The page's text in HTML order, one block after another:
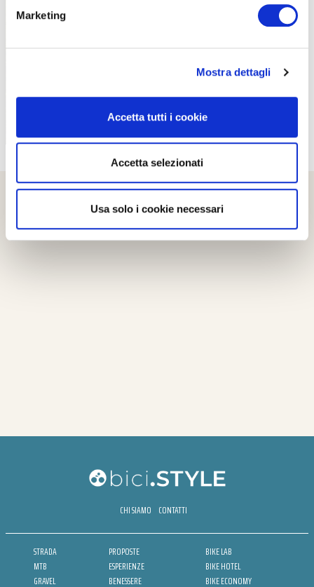
Marketing
Mostra dettagli
Accetta tutti i cookie
Accetta selezionati
Usa solo i cookie necessari
CHI SIAMO CONTATTI
STRADA
MTB
GRAVEL
PROPOSTE
ESPERIENZE
BENESSERE
BIKE LAB
BIKE HOTEL
BIKE ECONOMY